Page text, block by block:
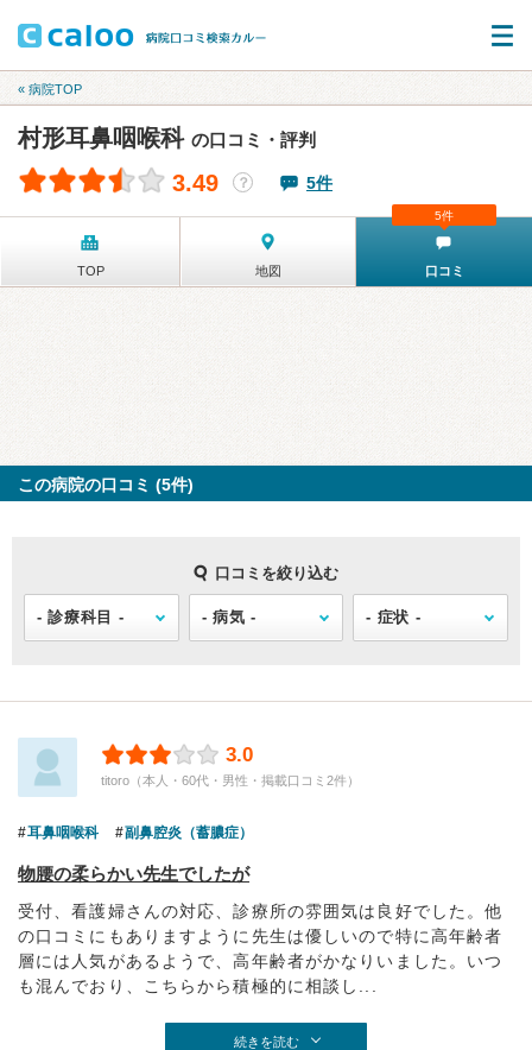
« 病院TOP
村形耳鼻咽喉科 の口コミ・評判
3.49 ？ 5件
TOP 地図 口コミ
5件
この病院の口コミ (5件)
口コミを絞り込む
3.0
titoro（本人・60代・男性・掲載口コミ2件）
耳鼻咽喉科 副鼻腔炎（蓄膿症）
物腰の柔らかい先生でしたが
受付、看護婦さんの対応、診療所の雰囲気は良好でした。他
の口コミにもありますように先生は優しいので特に高年齢者
層には人気があるようで、高年齢者がかなりいました。いつ
も混んでおり、こちらから積極的に相談し...
続きを読む